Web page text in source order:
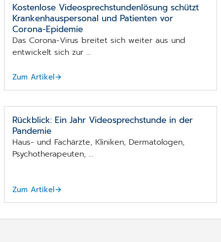
Kostenlose Video­sprech­stunden­lösung schützt
Krankenhaus­personal und Patienten vor
Corona-Epidemie
Das Corona-Virus breitet sich weiter aus und
entwickelt sich zur ...
Zum Artikel
Rückblick: Ein Jahr Videosprechstunde in der
Pandemie
Haus- und Fachärzte, Kliniken, Dermatologen,
Psychotherapeuten, ...
Zum Artikel